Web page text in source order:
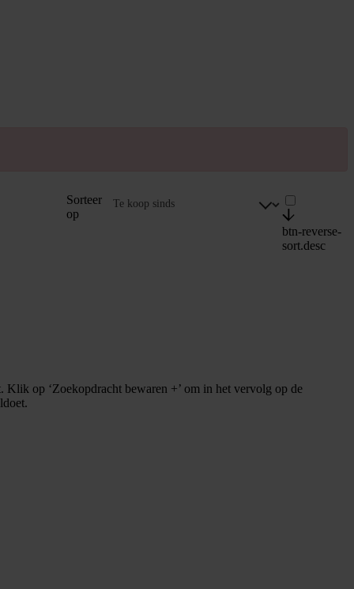
Sorteer
op
btn-reverse-
sort.desc
Klik op ‘Zoekopdracht bewaren +’ om in het vervolg op de